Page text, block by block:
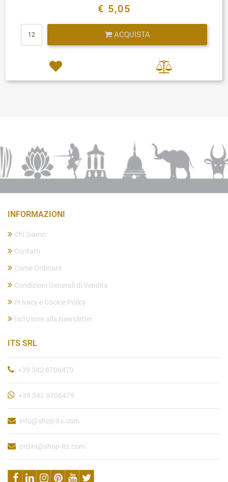
€ 5,05
ACQUISTA
INFORMAZIONI
Chi Siamo
Contatti
Come Ordinare
Condizioni Generali di Vendita
Privacy e Cookie Policy
Iscrizione alla Newsletter
ITS SRL
+39 342 6706479
+39 342 6706479
info@shop-its.com
ordini@shop-its.com